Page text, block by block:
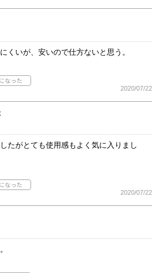
くいが、安いので仕方ないと思う。
2020/07/22
たがとても使用感もよく気に入りまし
2020/07/22